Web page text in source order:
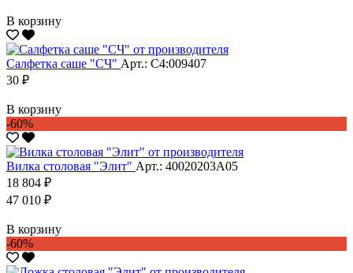
В корзину
Салфетка саше "CЧ" Арт.: С4:009407
30 ₽
В корзину
-60%
Вилка столовая "Элит" Арт.: 40020203А05
18 804 ₽
47 010 ₽
В корзину
-60%